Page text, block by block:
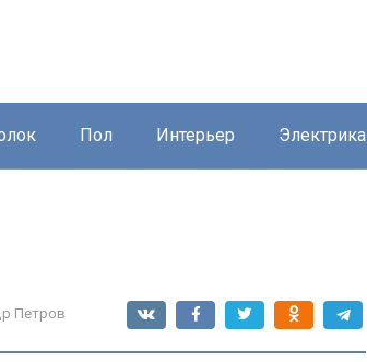
Пол Интерьер Электрика
Петров